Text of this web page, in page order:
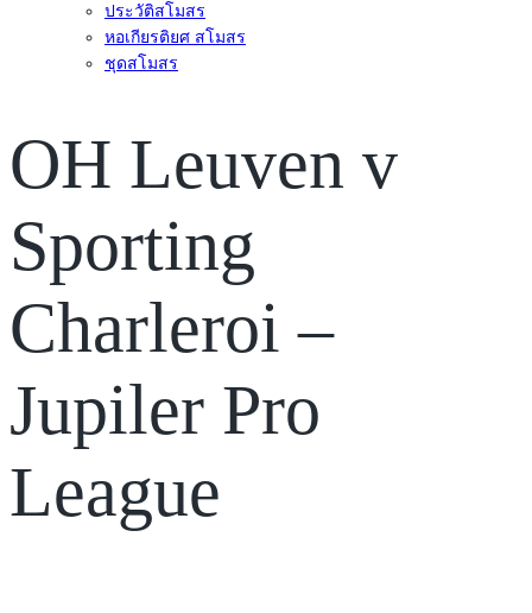
ประวัติสโมสร
หอเกียรติยศ สโมสร
ชุดสโมสร
OH Leuven v
Sporting
Charleroi –
Jupiler Pro
League